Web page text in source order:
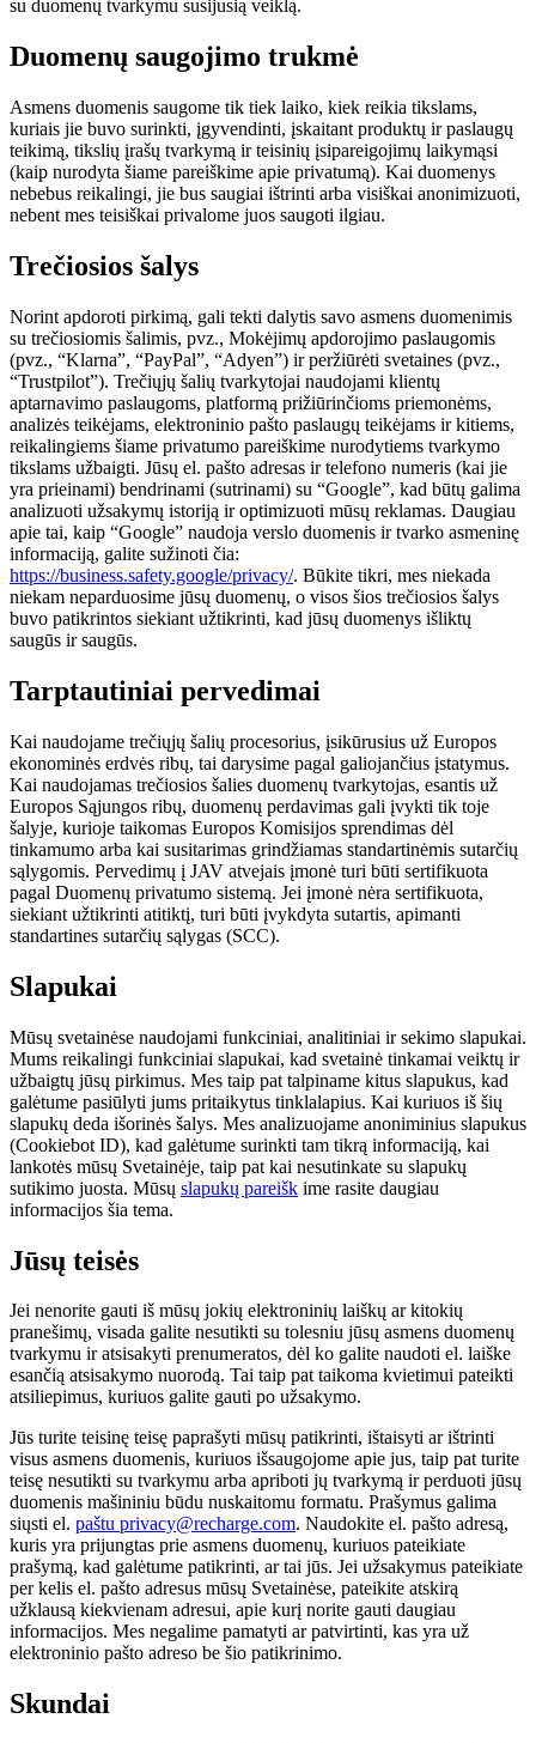
su duomenų tvarkymu susijusią veiklą.
Duomenų saugojimo trukmė
Asmens duomenis saugome tik tiek laiko, kiek reikia tikslams,
kuriais jie buvo surinkti, įgyvendinti, įskaitant produktų ir paslaugų
teikimą, tikslių įrašų tvarkymą ir teisinių įsipareigojimų laikymąsi
(kaip nurodyta šiame pareiškime apie privatumą). Kai duomenys
nebebus reikalingi, jie bus saugiai ištrinti arba visiškai anonimizuoti,
nebent mes teisiškai privalome juos saugoti ilgiau.
Trečiosios šalys
Norint apdoroti pirkimą, gali tekti dalytis savo asmens duomenimis
su trečiosiomis šalimis, pvz., Mokėjimų apdorojimo paslaugomis
(pvz., “Klarna”, “PayPal”, “Adyen”) ir peržiūrėti svetaines (pvz.,
“Trustpilot”). Trečiųjų šalių tvarkytojai naudojami klientų
aptarnavimo paslaugoms, platformą prižiūrinčioms priemonėms,
analizės teikėjams, elektroninio pašto paslaugų teikėjams ir kitiems,
reikalingiems šiame privatumo pareiškime nurodytiems tvarkymo
tikslams užbaigti. Jūsų el. pašto adresas ir telefono numeris (kai jie
yra prieinami) bendrinami (sutrinami) su “Google”, kad būtų galima
analizuoti užsakymų istoriją ir optimizuoti mūsų reklamas. Daugiau
apie tai, kaip “Google” naudoja verslo duomenis ir tvarko asmeninę
informaciją, galite sužinoti čia:
https://business.safety.google/privacy/. Būkite tikri, mes niekada
niekam neparduosime jūsų duomenų, o visos šios trečiosios šalys
buvo patikrintos siekiant užtikrinti, kad jūsų duomenys išliktų
saugūs ir saugūs.
Tarptautiniai pervedimai
Kai naudojame trečiųjų šalių procesorius, įsikūrusius už Europos
ekonominės erdvės ribų, tai darysime pagal galiojančius įstatymus.
Kai naudojamas trečiosios šalies duomenų tvarkytojas, esantis už
Europos Sąjungos ribų, duomenų perdavimas gali įvykti tik toje
šalyje, kurioje taikomas Europos Komisijos sprendimas dėl
tinkamumo arba kai susitarimas grindžiamas standartinėmis sutarčių
sąlygomis. Pervedimų į JAV atvejais įmonė turi būti sertifikuota
pagal Duomenų privatumo sistemą. Jei įmonė nėra sertifikuota,
siekiant užtikrinti atitiktį, turi būti įvykdyta sutartis, apimanti
standartines sutarčių sąlygas (SCC).
Slapukai
Mūsų svetainėse naudojami funkciniai, analitiniai ir sekimo slapukai.
Mums reikalingi funkciniai slapukai, kad svetainė tinkamai veiktų ir
užbaigtų jūsų pirkimus. Mes taip pat talpiname kitus slapukus, kad
galėtume pasiūlyti jums pritaikytus tinklalapius. Kai kuriuos iš šių
slapukų deda išorinės šalys. Mes analizuojame anoniminius slapukus
(Cookiebot ID), kad galėtume surinkti tam tikrą informaciją, kai
lankotės mūsų Svetainėje, taip pat kai nesutinkate su slapukų
sutikimo juosta. Mūsų slapukų pareišk ime rasite daugiau
informacijos šia tema.
Jūsų teisės
Jei nenorite gauti iš mūsų jokių elektroninių laiškų ar kitokių
pranešimų, visada galite nesutikti su tolesniu jūsų asmens duomenų
tvarkymu ir atsisakyti prenumeratos, dėl ko galite naudoti el. laiške
esančią atsisakymo nuorodą. Tai taip pat taikoma kvietimui pateikti
atsiliepimus, kuriuos galite gauti po užsakymo.
Jūs turite teisinę teisę paprašyti mūsų patikrinti, ištaisyti ar ištrinti
visus asmens duomenis, kuriuos išsaugojome apie jus, taip pat turite
teisę nesutikti su tvarkymu arba apriboti jų tvarkymą ir perduoti jūsų
duomenis mašininiu būdu nuskaitomu formatu. Prašymus galima
siųsti el. paštu privacy@recharge.com. Naudokite el. pašto adresą,
kuris yra prijungtas prie asmens duomenų, kuriuos pateikiate
prašymą, kad galėtume patikrinti, ar tai jūs. Jei užsakymus pateikiate
per kelis el. pašto adresus mūsų Svetainėse, pateikite atskirą
užklausą kiekvienam adresui, apie kurį norite gauti daugiau
informacijos. Mes negalime pamatyti ar patvirtinti, kas yra už
elektroninio pašto adreso be šio patikrinimo.
Skundai